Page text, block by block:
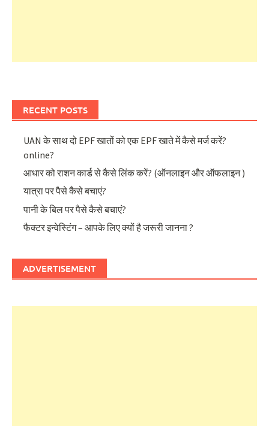
RECENT POSTS
UAN के साथ दो EPF खातों को एक EPF खाते में कैसे मर्ज करें?
online?
आधार को राशन कार्ड से कैसे लिंक करें? (ऑनलाइन और ऑफलाइन )
यात्रा पर पैसे कैसे बचाएं?
पानी के बिल पर पैसे कैसे बचाएं?
फैक्टर इन्वेस्टिंग – आपके लिए क्यों है जरूरी जानना ?
ADVERTISEMENT